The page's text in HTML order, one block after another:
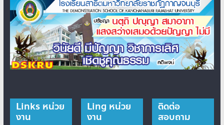
Links หน่วย
งาน
Ling หน่วย
งาน
ติดต่อ
สอบถาม